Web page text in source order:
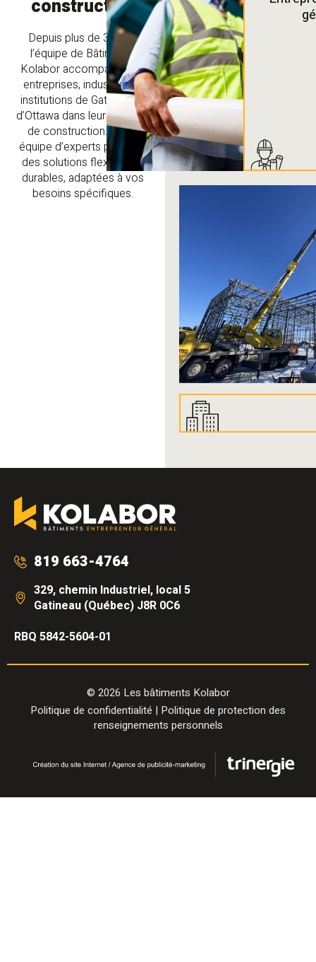
construction
Depuis plus de 35 ans,
l’équipe de Bâtiments
Kolabor accompagne les
entreprises, industries et
institutions de Gatineau et
d’Ottawa dans leurs projets
de construction. Notre
équipe d’experts propose
des solutions flexibles et
durables, adaptées à vos
besoins spécifiques.
819 663-4764
329, chemin Industriel, local 5
Gatineau (Québec) J8R 0C6
RBQ 5842-5604-01
© 2026 Les bâtiments Kolabor
Politique de confidentialité | Politique de protection des
renseignements personnels